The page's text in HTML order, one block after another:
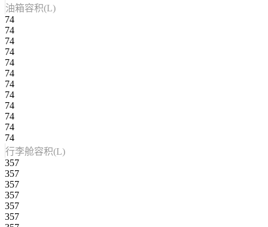
油箱容积(L)
74
74
74
74
74
74
74
74
74
74
74
74
行李舱容积(L)
357
357
357
357
357
357